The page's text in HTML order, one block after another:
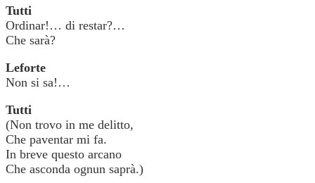
Tutti
Ordinar!… di restar?…
Che sarà?
Leforte
Non si sa!…
Tutti
(Non trovo in me delitto,
Che paventar mi fa.
In breve questo arcano
Che asconda ognun saprà.)